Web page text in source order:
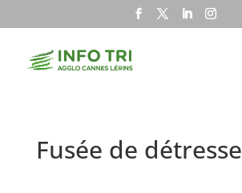
Fusée de détresse